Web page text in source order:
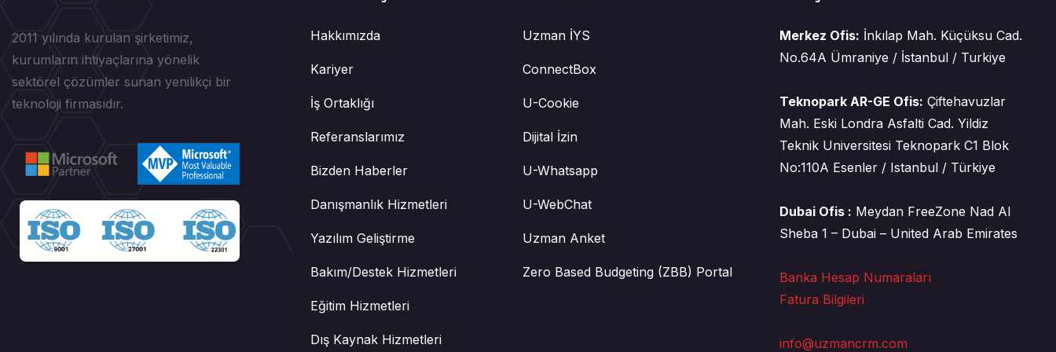
2011 yılında kurulan şirketimiz,
kurumların ihtiyaçlarına yönelik
sektörel çözümler sunan yenilikçi bir
teknoloji firmasıdır.
Hakkımızda
Kariyer
İş Ortaklığı
Referanslarımız
Bizden Haberler
Danışmanlık Hizmetleri
Yazılım Geliştirme
Bakım/Destek Hizmetleri
Eğitim Hizmetleri
Dış Kaynak Hizmetleri
Uzman İYS
ConnectBox
U-Cookie
Dijital İzin
U-Whatsapp
U-WebChat
Uzman Anket
Zero Based Budgeting (ZBB) Portal
Merkez Ofis: İnkılap Mah. Küçüksu Cad.
No.64A Ümraniye / İstanbul / Turkiye
Teknopark AR-GE Ofis: Çiftehavuzlar
Mah. Eski Londra Asfalti Cad. Yildiz
Teknik Universitesi Teknopark C1 Blok
No:110A Esenler / Istanbul / Türkiye
Dubai Ofis : Meydan FreeZone Nad Al
Sheba 1 – Dubai – United Arab Emirates
Banka Hesap Numaraları
Fatura Bilgileri
info@uzmancrm.com